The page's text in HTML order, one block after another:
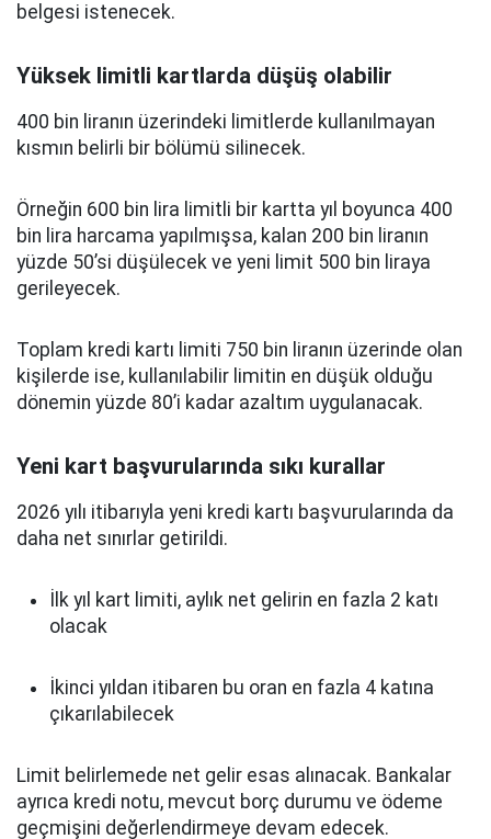
belgesi istenecek.
Yüksek limitli kartlarda düşüş olabilir
400 bin liranın üzerindeki limitlerde kullanılmayan
kısmın belirli bir bölümü silinecek.
Örneğin 600 bin lira limitli bir kartta yıl boyunca 400
bin lira harcama yapılmışsa, kalan 200 bin liranın
yüzde 50’si düşülecek ve yeni limit 500 bin liraya
gerileyecek.
Toplam kredi kartı limiti 750 bin liranın üzerinde olan
kişilerde ise, kullanılabilir limitin en düşük olduğu
dönemin yüzde 80’i kadar azaltım uygulanacak.
Yeni kart başvurularında sıkı kurallar
2026 yılı itibarıyla yeni kredi kartı başvurularında da
daha net sınırlar getirildi.
İlk yıl kart limiti, aylık net gelirin en fazla 2 katı
olacak
İkinci yıldan itibaren bu oran en fazla 4 katına
çıkarılabilecek
Limit belirlemede net gelir esas alınacak. Bankalar
ayrıca kredi notu, mevcut borç durumu ve ödeme
geçmişini değerlendirmeye devam edecek.